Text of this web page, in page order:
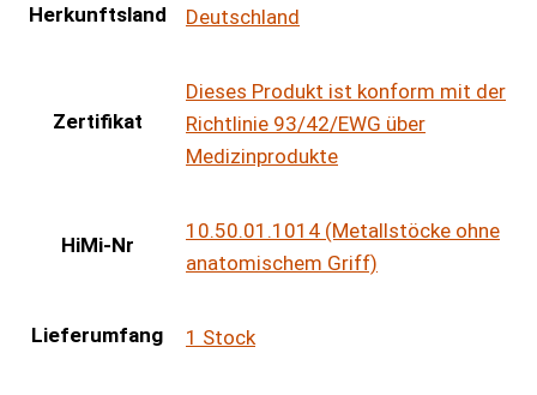
Herkunftsland Deutschland
Zertifikat
Dieses Produkt ist konform mit der
Richtlinie 93/42/EWG über
Medizinprodukte
HiMi-Nr
10.50.01.1014 (Metallstöcke ohne
anatomischem Griff)
Lieferumfang 1 Stock